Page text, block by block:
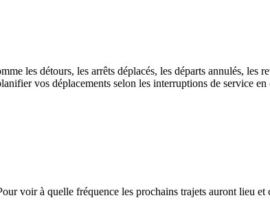
les détours, les arrêts déplacés, les départs annulés, les
vos déplacements selon les interruptions de service en
voir à quelle fréquence les prochains trajets auront lieu et